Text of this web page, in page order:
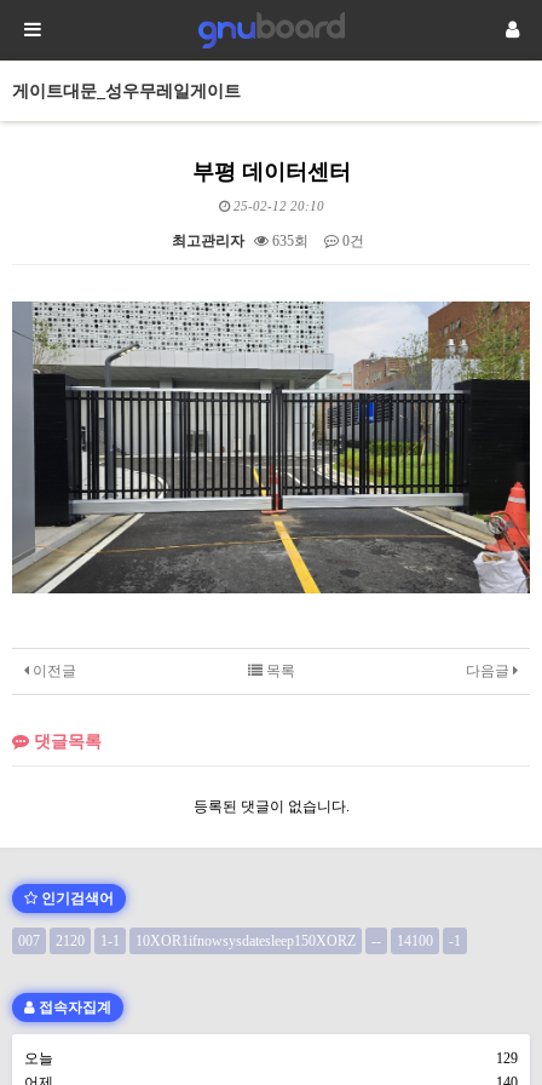
게이트대문_성우무레일게이트
부평 데이터센터
25-02-12 20:10
최고관리자 635회 0건
본문
이전글 다음글
목록
댓글목록
등록된 댓글이 없습니다.
인기검색어
007 2120 1-1 10XOR1ifnowsysdatesleep150XORZ -- 14100 -1
접속자집계
오늘
129